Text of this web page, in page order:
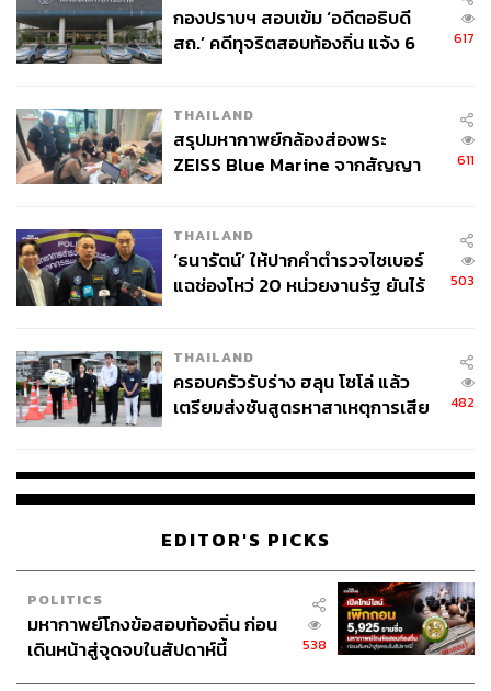
กองปราบฯ สอบเข้ม ‘อดีตอธิบดี
สถ.’ คดีทุจริตสอบท้องถิ่น แจ้ง 6
617
THAILAND
สรุปมหากาพย์กล้องส่องพระ
ZEISS Blue Marine จากสัญญา
จ่ายหนี้-แอบระบุแบรนด์
611
THAILAND
‘ธนารัตน์’ ให้ปากคำตำรวจไซเบอร์
แฉช่องโหว่ 20 หน่วยงานรัฐ ยันไร้
503
THAILAND
ครอบครัวรับร่าง ฮลุน โซโล่ แล้ว
เตรียมส่งชันสูตรหาสาเหตุการเสีย
482
EDITOR'S PICKS
POLITICS
มหากาพย์โกงข้อสอบท้องถิ่น ก่อน
เดินหน้าสู่จุดจบในสัปดาห์นี้
538